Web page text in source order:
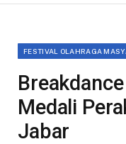
FESTIVAL OLAHRAGA
Medali
Jabar